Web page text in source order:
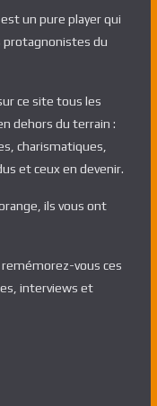
un pure player qui
protagnonistes du
ce site tous les
dehors du terrain :
charismatiques,
et ceux en devenir.
ils vous ont
vous ces
interviews et